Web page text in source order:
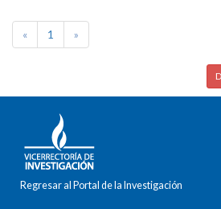
« 1 »
Regresar al Portal de la Investigación